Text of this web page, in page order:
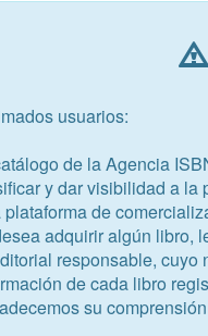
de hoy
usuarios:
de la Agencia
y dar visibilidad a la
plataforma de
adquirir algún libro,
responsable, cuyo
de cada libro
su